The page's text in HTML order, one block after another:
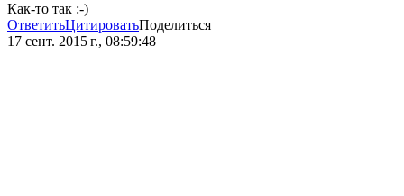
Как-то так :-)
ОтветитьЦитироватьПоделиться
17 сент. 2015 г., 08:59:48